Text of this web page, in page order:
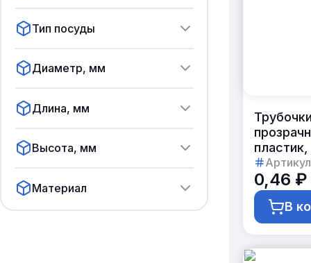
Тип посуды
Диаметр, мм
Длина, мм
Высота, мм
Материал 0,46 ₽
В